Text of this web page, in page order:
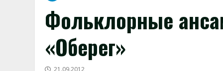
Фольклорные
«Оберег»
21.09.2012